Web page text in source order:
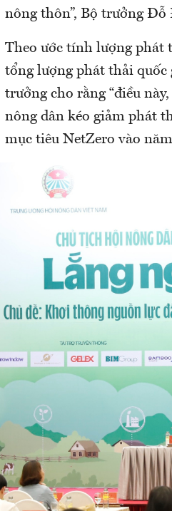
nông thôn”, Bộ trưởng
Theo ước tính lượng phát
tổng lượng phát thải quốc
trưởng cho rằng “điều
nông dân kéo giảm phát
mục tiêu NetZero vào năm